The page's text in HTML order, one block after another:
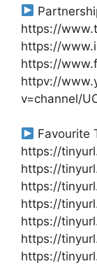
https://
https://
https://
httpv://
v=channel/
Favourite
https://
https://
https://
https://
https://
https://
https://